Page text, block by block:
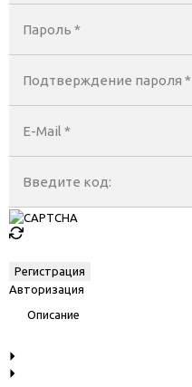
Пароль *
Подтверждение пароля *
E-Mail *
Введите код:
Авторизация
Описание